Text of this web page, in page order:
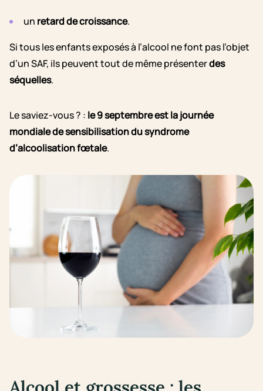
un retard de croissance.
Si tous les enfants exposés à l’alcool ne font pas l’objet
d’un SAF, ils peuvent tout de même présenterdes
séquelles.
Le saviez-vous ? : le 9 septembre est la journée
mondiale de sensibilisation du syndrome
d’alcoolisation fœtale.